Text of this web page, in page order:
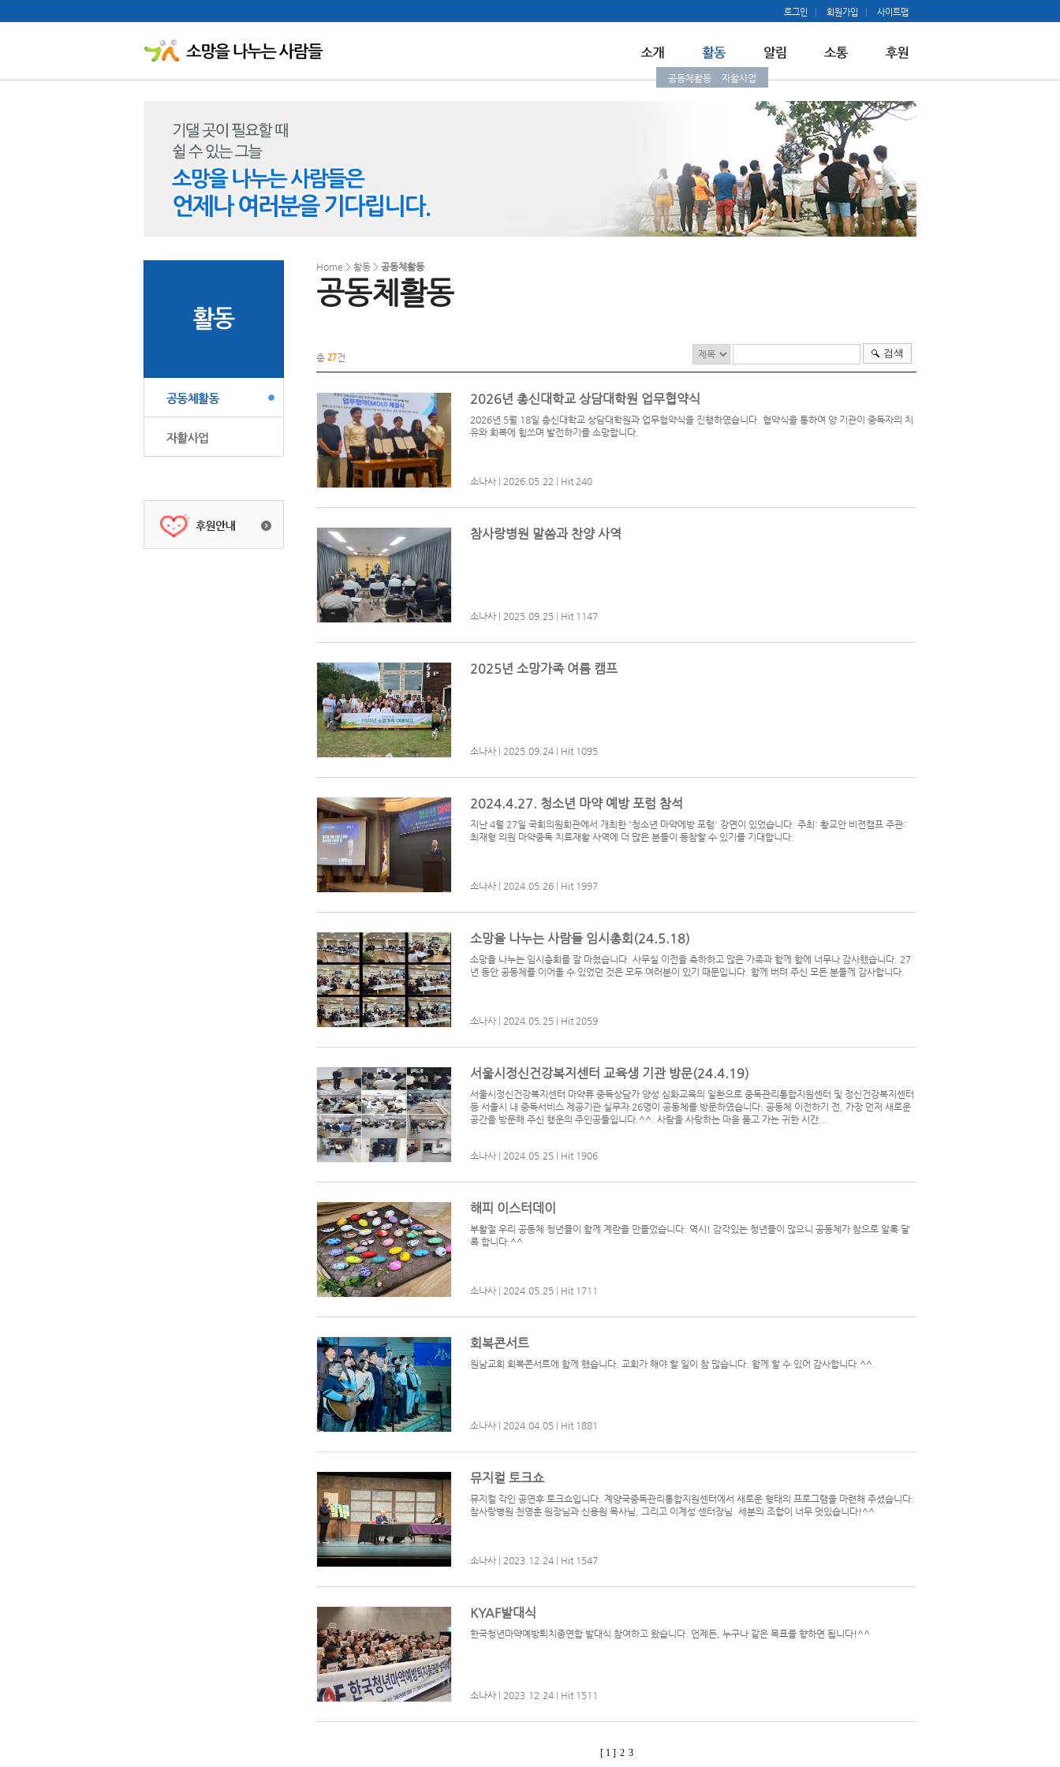
공동체활동 자활사업
로그인 회원가입 사이트맵
Home > 활동 > 공동체활동
공동체활동
총 27건 검색
2026년 총신대학교 상담대학원 업무협약식
2026년 5월 18일 총신대학교 상담대학원과 업무협약식을 진행하였습니다. 협약식을 통하여 양 기관이 중독자의 치
유와 회복에 힘쓰며 발전하기를 소망합니다.
소나사 2026.05.22 Hit 240
참사랑병원 말씀과 찬양 사역
소나사 2025.09.25 Hit 1147
2025년 소망가족 여름 캠프
소나사 2025.09.24 Hit 1095
2024.4.27. 청소년 마약 예방 포럼 참석
지난 4월 27일 국회의원회관에서 개최한 '청소년 마약에방 포럼' 강연이 있었습니다. 주최: 황교안 비젼캠프 주관:
최재형 의원 마약중독 치료재활 사역에 더 많은 분들이 동참할 수 있기를 기대합니다.
소나사 2024.05.26 Hit 1997
소망을 나누는 사람들 임시총회(24.5.18)
소망을 나누는 임시총회를 잘 마쳤습니다. 사무실 이전을 축하하고 많은 가족과 함께 함에 너무나 감사했습니다. 27
년 동안 공동체를 이어올 수 있었던 것은 모두 여러분이 있기 때문입니다. 함께 버텨 주신 모든 분들께 감사합니다.
소나사 2024.05.25 Hit 2059
서울시정신건강복지센터 교육생 기관 방문(24.4.19)
서울시정신건강복지센터 마약류 중독상담가 양성 심화교육의 일환으로 중독관리통합지원센터 및 정신건강복지센터
등 서울시 내 중독서비스 제공기관 실무자 26명이 공동체를 방문하였습니다. 공동체 이전하기 전, 가장 먼저 새로운
공간을 방문해 주신 행운의 주인공들입니다.^^. 사람을 사랑하는 마음 품고 가는 귀한 시간...
소나사 2024.05.25 Hit 1906
해피 이스터데이
부활절 우리 공동체 청년들이 함께 계란을 만들었습니다. 역시! 감각있는 청년들이 많으니 공동체가 참으로 알록 달
록 합니다.^^
소나사 2024.05.25 Hit 1711
회복콘서트
원남교회 회복콘서트에 함께 했습니다. 교회가 해야 할 일이 참 많습니다. 함께 할 수 있어 감사합니다.^^.
소나사 2024.04.05 Hit 1881
뮤지컬 토크쇼
뮤지컬 각인 공연후 토크쇼입니다. 계양국중독관리통합지원센터에서 새로운 형태의 프로그램을 마련해 주셨습니다.
참사랑병원 천영훈 원장님과 신용원 목사님, 그리고 이계성 센터장님. 세분의 조합이 너무 멋있습니다!^^
소나사 2023.12.24 Hit 1547
KYAF발대식
한국청년마약예방퇴치종연합 발대식 참여하고 왔습니다. 언제든, 누구나 같은 목표를 향하면 됩니다!^^
소나사 2023.12.24 Hit 1511
[ 1 ] 2 3